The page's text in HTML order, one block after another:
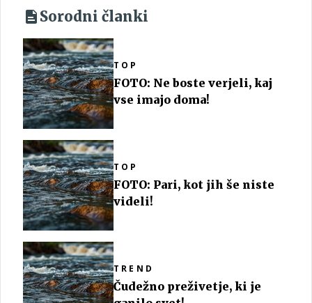
Sorodni članki
TOP
FOTO: Ne boste verjeli, kaj
vse imajo doma!
TOP
FOTO: Pari, kot jih še niste
videli!
TREND
Čudežno preživetje, ki je